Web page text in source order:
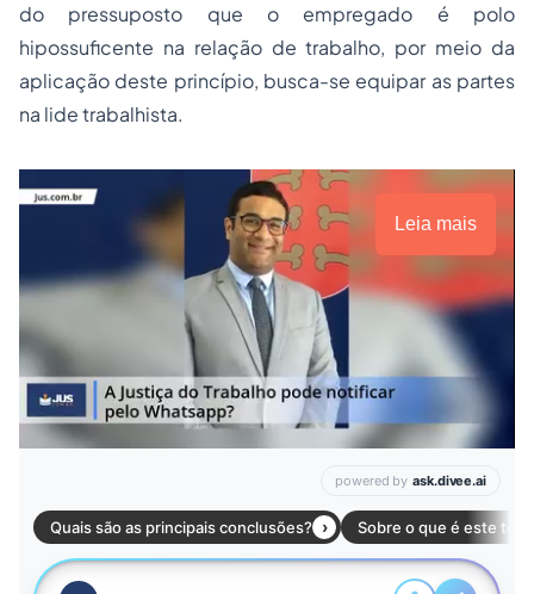
do pressuposto que o empregado é polo
hipossuficente na relação de trabalho, por meio da
aplicação deste princípio, busca-se equipar as partes
na lide trabalhista.
Leia mais